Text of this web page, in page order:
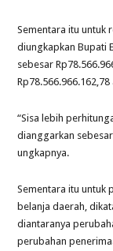
Sementara itu untuk
diungkapkan Bupati
sebesar
“Sisa lebih
dianggarkan
ungkapnya.
Sementara itu untuk
belanja daerah,
diantaranya
perubahan